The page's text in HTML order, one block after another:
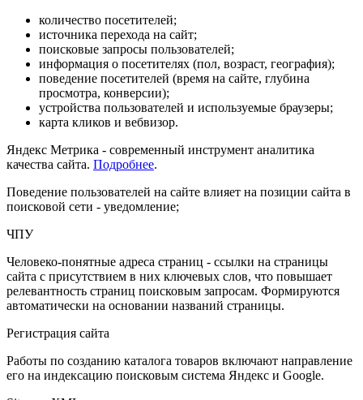
количество посетителей;
источника перехода на сайт;
поисковые запросы пользователей;
информация о посетителях (пол, возраст, география);
поведение посетителей (время на сайте, глубина
просмотра, конверсии);
устройства пользователей и используемые браузеры;
карта кликов и вебвизор.
Яндекс Метрика - современный инструмент аналитика
качества сайта. Подробнее.
Поведение пользователей на сайте влияет на позиции сайта в
поисковой сети - уведомление;
ЧПУ
Человеко-понятные адреса страниц - ссылки на страницы
сайта с присутствием в них ключевых слов, что повышает
релевантность страниц поисковым запросам. Формируются
автоматически на основании названий страницы.
Регистрация сайта
Работы по созданию каталога товаров включают направление
его на индексацию поисковым система Яндекс и Google.